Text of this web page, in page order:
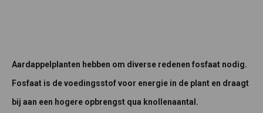
Aardappelplanten hebben om diverse redenen fosfaat nodig.
Fosfaat is de voedingsstof voor energie in de plant en draagt
bij aan een hogere opbrengst qua knollenaantal.